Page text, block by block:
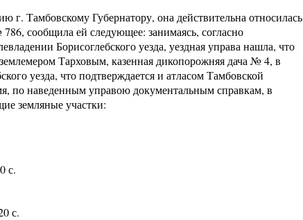
Тамбовскому Губернатору, она действительна относилась
сообщила ей следующее: занимаясь, согласно
Борисоглебского уезда, уездная управа нашла, что
Тарховым, казенная дикопорожняя дача № 4, в
уезда, что подтверждается и атласом Тамбовской
по наведенным управою документальным справкам, в
земляные участки:
с.
с.